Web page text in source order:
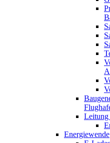
Energiewende